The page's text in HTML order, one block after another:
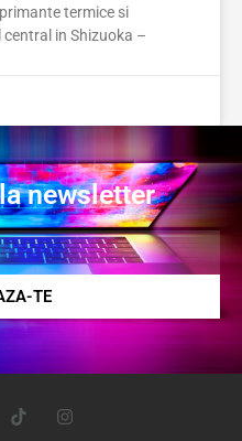
termice si
in Shizuoka –
newsletter
TE